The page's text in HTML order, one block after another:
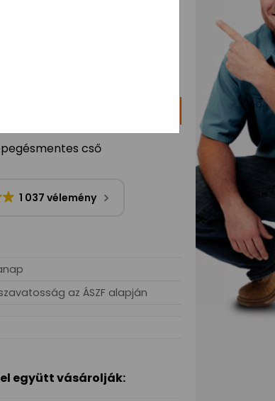
cső
1 037 vélemény
az ÁSZF alapján
együtt vásárolják: